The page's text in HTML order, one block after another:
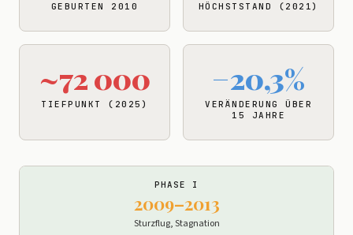
GEBURTEN 2010 HÖCHSTSTAND (2021)
~72 000
TIEFPUNKT (2025)
−20,3%
VERÄNDERUNG ÜBER
15 JAHRE
PHASE I
2009–2013
Sturzflug, Stagnation